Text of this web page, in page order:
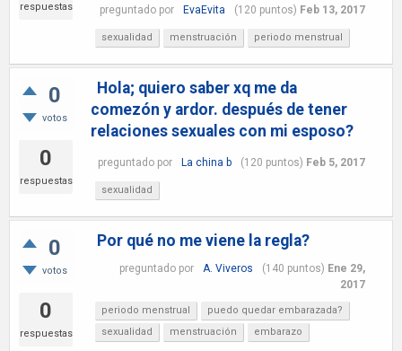
respuestas preguntado por EvaEvita (120 puntos) Feb 13, 2017
sexualidad menstruación periodo menstrual
0
votos
0
respuestas
Hola; quiero saber xq me da
comezón y ardor. después de tener
relaciones sexuales con mi esposo?
preguntado por La china b (120 puntos) Feb 5, 2017
sexualidad
0
votos
0
respuestas
Por qué no me viene la regla?
preguntado por A. Viveros (140 puntos) Ene 29,
2017
periodo menstrual
puedo quedar embarazada?
sexualidad
menstruación embarazo